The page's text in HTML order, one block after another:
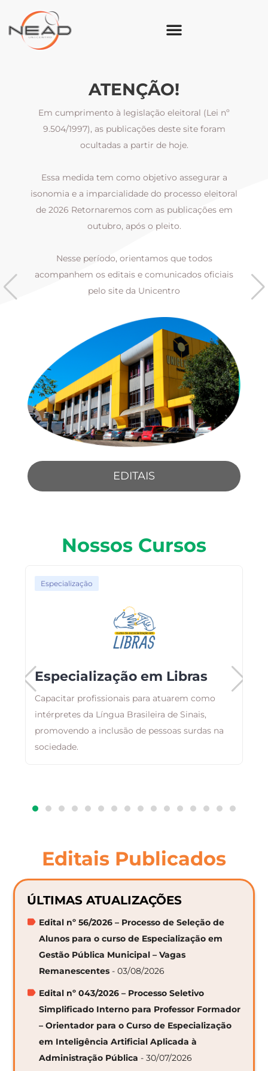
ATENÇÃO!
Em cumprimento à legislação eleitoral (Lei nº
9.504/1997), as publicações deste site foram
ocultadas a partir de hoje.
Essa medida tem como objetivo assegurar a
isonomia e a imparcialidade do processo eleitoral
de 2026 Retornaremos com as publicações em
outubro, após o pleito.
Nesse período, orientamos que todos
acompanhem os editais e comunicados oficiais
pelo site da Unicentro
EDITAIS
Nossos Cursos
Especialização
Especialização em Libras
Capacitar profissionais para atuarem como
intérpretes da Língua Brasileira de Sinais,
promovendo a inclusão de pessoas surdas na
sociedade.
Editais Publicados
ÚLTIMAS ATUALIZAÇÕES
Edital nº 56/2026 – Processo de Seleção de
Alunos para o curso de Especialização em
Gestão Pública Municipal – Vagas
Remanescentes - 03/08/2026
Edital nº 043/2026 – Processo Seletivo
Simplificado Interno para Professor Formador
– Orientador para o Curso de Especialização
em Inteligência Artificial Aplicada à
Administração Pública - 30/07/2026